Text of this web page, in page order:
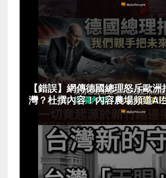
【錯誤】網傳德國總理怒斥歐
灣？杜撰內容！內容農場頻道AI